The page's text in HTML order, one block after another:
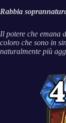
Rabbia
Il potere che emana
coloro che sono in
naturalmente più